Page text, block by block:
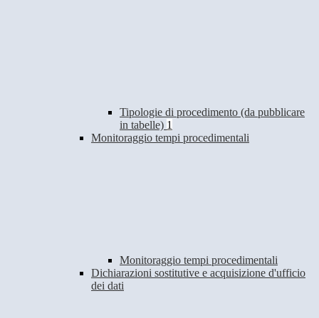
Tipologie di procedimento (da pubblicare
in tabelle) 1
Monitoraggio tempi procedimentali
Monitoraggio tempi procedimentali
Dichiarazioni sostitutive e acquisizione d'ufficio
dei dati